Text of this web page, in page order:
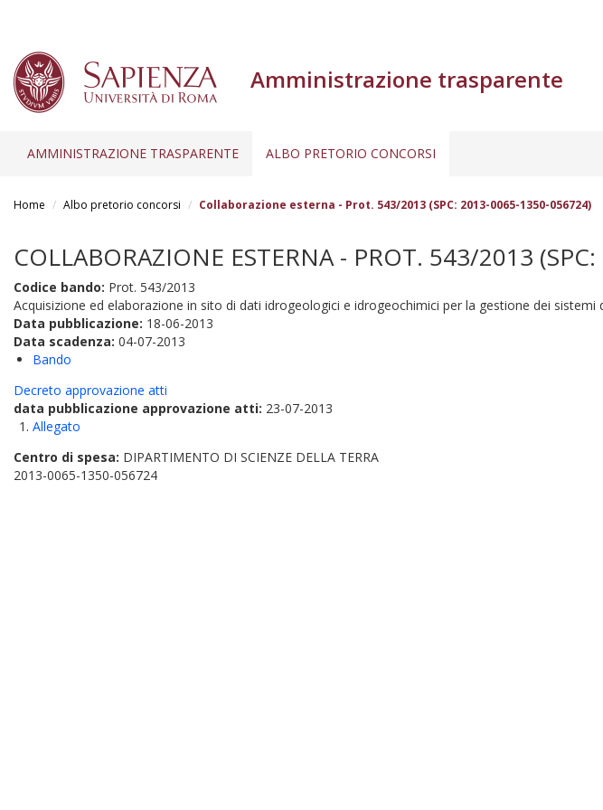
Amministrazione trasparente
AMMINISTRAZIONE TRASPARENTE ALBO PRETORIO CONCORSI
Home Albo pretorio concorsi Collaborazione esterna - Prot. 543/2013 (SPC: 2013-0065-1350-056724)
COLLABORAZIONE ESTERNA - PROT. 543/2013
Codice bando: Prot. 543/2013
Acquisizione ed elaborazione in sito di dati idrogeologici e idrogeochimici per la gestione dei sistemi
Data pubblicazione: 18-06-2013
Data scadenza: 04-07-2013
Bando
Decreto approvazione atti
data pubblicazione approvazione atti: 23-07-2013
Allegato
Centro di spesa: DIPARTIMENTO DI SCIENZE DELLA TERRA
2013-0065-1350-056724